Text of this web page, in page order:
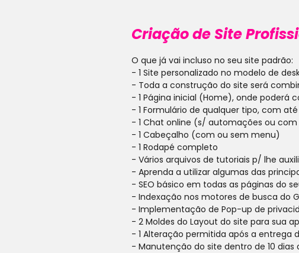
Criação de Site
O que já vai incluso no seu site padrão:
- 1 Site personalizado no modelo de
- Toda a construção do site será
- 1 Página inicial (Home), onde poderá
- 1 Formulário de qualquer tipo, com
- 1 Chat online (s/ automações ou
- 1 Cabeçalho (com ou sem menu)
- 1 Rodapé completo
- Vários arquivos de tutoriais p/ lhe
- Aprenda a utilizar algumas das
- SEO básico em todas as páginas do
- Indexação nos motores de busca do
- Implementação de Pop-up de
- 2 Moldes do Layout do site para sua
- 1 Alteração permitida após a entrega
- Manutenção do site dentro de 10 dias